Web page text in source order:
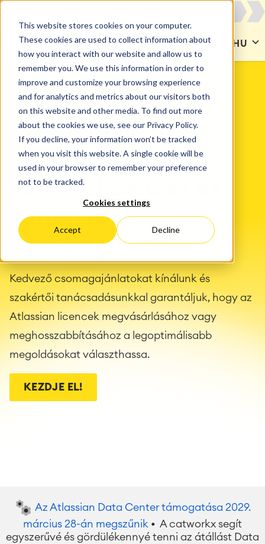
This website stores cookies on your computer.
These cookies are used to collect information about
how you interact with our website and allow us to
remember you. We use this information in order to
improve and customize your browsing experience
and for analytics and metrics about our visitors both
on this website and other media. To find out more
about the cookies we use, see our Privacy Policy.
If you decline, your information won’t be tracked
when you visit this website. A single cookie will be
used in your browser to remember your preference
not to be tracked.
Cookies settings
Accept Decline
KAPCSOLAT HU
SZOLGÁLTATÁSOK Licenc
Szerezze be az
összes Atlassian
termék licencét és
kérjen tanácsot
szakértőinktől
Kedvező csomagajánlatokat kínálunk és
szakértői tanácsadásunkkal garantáljuk, hogy az
Atlassian licencek megvásárlásához vagy
meghosszabbításához a legoptimálisabb
megoldásokat választhassa.
KEZDJE EL!
Az Atlassian Data Center támogatása 2029.
március 28-án megszűnik • A catworkx segít
egyszerűvé és gördülékennyé tenni az átállást Data